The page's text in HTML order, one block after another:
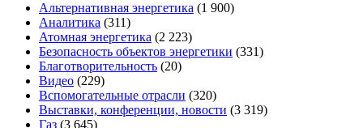
Альтернативная энергетика (1 900)
Аналитика (311)
Атомная энергетика (2 223)
Безопасность объектов энергетики (331)
Благотворительность (20)
Видео (229)
Вспомогательные отрасли (320)
Выставки, конференции, новости (3 319)
Газ (3 645)